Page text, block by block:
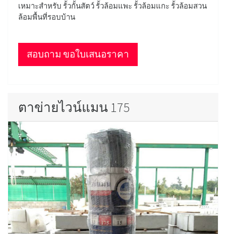
เหมาะสำหรับ รั้วกั้นสัตว์ รั้วล้อมแพะ รั้วล้อมแกะ รั้วล้อมสวน
ล้อมพื้นที่รอบบ้าน
สอบถาม ขอใบเสนอราคา
ตาข่ายไวน์แมน 175